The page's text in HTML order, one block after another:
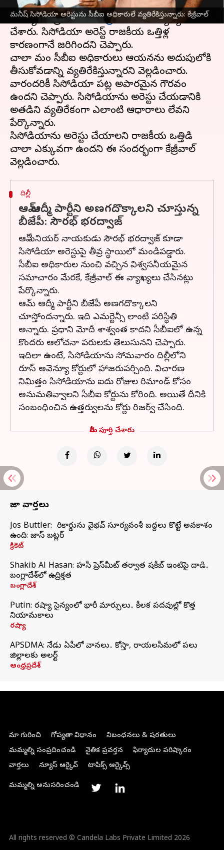
మనీష్ సిసోడియా అరెస్టును సీబీఐ అధికారులే వ్యతిరేకిస్తున్నారు: కేజ్రీవాల్
దిల్లీ డిప్యూటీ సీఎం మనీష్ సిసోడియాఆప్ అధినేత,
ముఖ్యమంత్రిఅరవింద్ కేజ్రీవాల్కీలక వ్యాఖ్యలు
చేశారు. సిసోడియా అరెస్ట్ రాజకీయ ఒత్తిళ్ల
కారణంగానే జరిగిందని చెప్పారు.
చాలా మంది సీబీఐ అధికారులు ఆయనను అదుపులోకి
తీసుకోవడాన్ని వ్యతిరేకిస్తున్నారని వెల్లడించారు.
వారందరికీ సిసోడియా పట్ల అపారమైన గౌరవం
ఉందని చెప్పారు. సిసోడియాను అరెస్టు చేయడానికి
అతడిని వ్యతిరేకంగా ఎలాంటి ఆధారాలు లేవని
పేర్కొన్నారు.
సిసోడియాను అరెస్టు చేయాలని రాజకీయ ఒత్తిడి
చాలా ఎక్కువగా ఉందని ఈ సందర్భంగా కేజ్రీవాల్
దిల్లీ
ఆమ్ ఆద్మీ పార్టీని అణగదొక్కాలని చూస్తున్న
బీజేపీ: సౌరభ్ భరద్వాజ్
ఆప్ సీనియర్ నాయకుడు సౌరభ్ భరద్వాజ్ కూడా
సిసోడియా అరెస్టుపై తీవ్ర స్థాయిలో మండిపడ్డారు.
సీబీఐ అధికారుల నుంచి వచ్చిన విశ్వసనీయమైన
సమాచారం మేరకే, కేజ్రీవాల్ ఈ వ్యాఖ్యలు చేసినట్లు
పేర్కొన్నారు.
ఆమ్ ఆద్మీ పార్టీని బీజేపీ అణగదొక్కాలని
చూస్తోందన్నారు. ఇది ఎమర్జెన్సీ లాంటి పరిస్థితి
అన్నారు. ప్రధాని మోదీ శాశ్వంత కాదని సీబీఐలో ఉన్న
కొందరు ఆలోచనా పరులకు తెలుసునని చెప్పారు.
ఇదిలా ఉంటే, సిసోడియాను సోమవారం దిల్లీలోని
రూస్ అవెన్యూ కోర్టులో హాజరుపర్చింది. విచారణ
నిమిత్తం సిసోడియాను ఐదు రోజుల రిమాండ్ కోసం
అనుమతివ్వాలని సీబీఐ కోర్టును కోరింది. అయితే దీనికి
సంబంధించిన ఉత్తర్వులను కోర్టు రిజర్వ్ చేసింది.
మీరు పూర్తి చేశారు
తాజా వార్తలు
Jos Buttler: నా రికార్డును వైభవ్ సూర్యవంశీ బద్దలు కొట్టే అవకాశం
ఉంది: జాస్ బట్లర్
క్రికెట్
Shakib Al Hasan: హసీనా ప్రెస్‌మీట్‌ తర్వాత షకీబ్‌ ఇంటిపై దాడి..
బంగ్లాదేశ్‌లో ఉద్రిక్తత
బంగ్లాదేశ్
Putin: రష్యా సైన్యంలో భారీ మార్పులు.. కీలక పదవుల్లో కొత్త
నియామకాలు
రష్యా
APSDMA: నేడు ఏపీలో వానలు.. కోస్తా, రాయలసీమలో పలు
జిల్లాలకు అలర్ట్
ఆంధ్రప్రదేశ్
మా గురించి గోప్యతా విధానం
నిబంధనలు & షరతులు
మమ్మల్ని సంప్రదించండి
నైతిక ప్రవర్తన
ఫిర్యాదుల పరిష్కారం
వార్తలు
న్యూస్ ఆర్కైవ్ టాపిక్స్ ఆర్కైవ్స్
మమ్మల్ని అనుసరించండి
All rights reserved © Candela Labs Private Limited 2026